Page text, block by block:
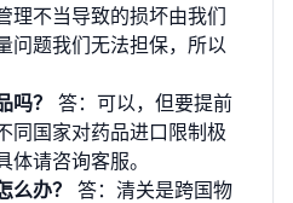
理不当导致的损坏由我们
问题我们无法担保，所以
吗？
答：可以，但要提前
同国家对药品进口限制极
请咨询客服。
么办？
答：清关是跨国物